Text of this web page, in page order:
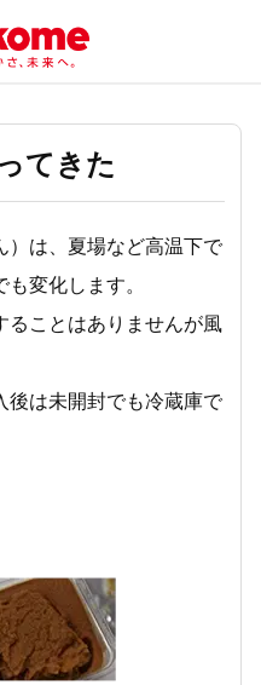
てきた
）は、夏場など高温下で
変化します。
ることはありませんが風
後は未開封でも冷蔵庫で